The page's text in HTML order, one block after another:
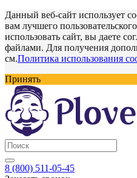
Данный веб-сайт использует
вам лучшего
использовать сайт, вы даете
файлами. Для получения
см.Политика использования
Принять
8 (800) 511-05-45